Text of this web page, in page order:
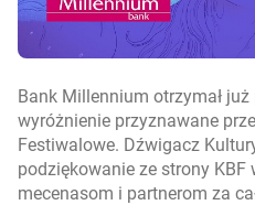
Bank Millennium otrzymał
wyróżnienie przyznawane
Festiwalowe. Dźwigacz
podziękowanie ze strony
mecenasom i partnerom za